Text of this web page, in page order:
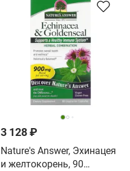
3 128 ₽
Nature's Answer, Эхинацея
и желтокорень, 90